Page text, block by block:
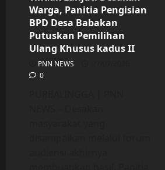
Warga, Panitia Pengisian
BPD Desa Babakan
Putuskan Pemilihan
Ulang Khusus kadus II
PNN NEWS
0